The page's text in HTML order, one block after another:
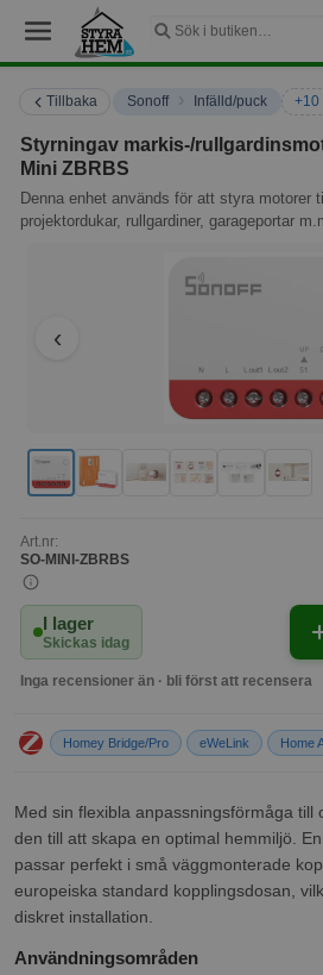
Tillbaka Sonoff › Infälld/puck +10
Styrningav markis-/
Mini ZBRBS
Denna enhet används för att styra motorer
projektordukar, rullgardiner, garageportar
Art.nr:
SO-MINI-ZBRBS
I lager
Skickas idag
Inga recensioner än · bli först att recensera
Homey Bridge/Pro eWeLink Home
Med sin flexibla anpassningsförmåga till
den till att skapa en optimal hemmiljö.
passar perfekt i små väggmonterade
europeiska standard kopplingsdosan,
diskret installation.
Användningsområden